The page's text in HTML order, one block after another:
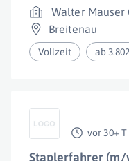
Walter Mauser
Breitenau
Vollzeit ab
vor 30+ T
Staplerfahrer